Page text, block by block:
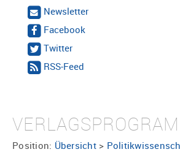
Newsletter
Facebook
Twitter
RSS-Feed
Position: Übersicht>